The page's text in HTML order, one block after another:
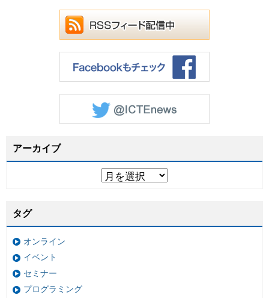
アーカイブ
タグ
オンライン
イベント
セミナー
プログラミング